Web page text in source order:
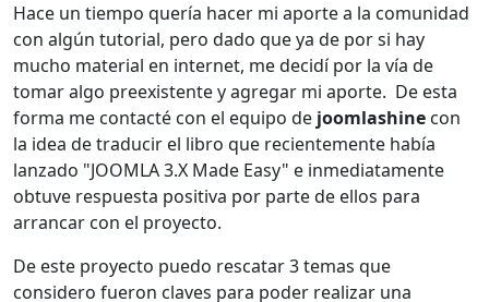
Hace un tiempo quería hacer mi aporte a la comunidad
con algún tutorial, pero dado que ya de por si hay
mucho material en internet, me decidí por la vía de
tomar algo preexistente y agregar mi aporte. De esta
forma me contacté con el equipo de joomlashine con
la idea de traducir el libro que recientemente había
lanzado "JOOMLA 3.X Made Easy" e inmediatamente
obtuve respuesta positiva por parte de ellos para
arrancar con el proyecto.
De este proyecto puedo rescatar 3 temas que
considero fueron claves para poder realizar una